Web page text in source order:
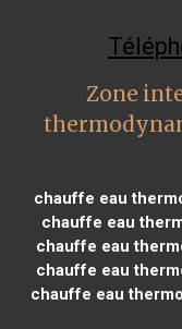
Zone
chauffe eau
chauffe eau
chauffe eau
chauffe eau
chauffe eau